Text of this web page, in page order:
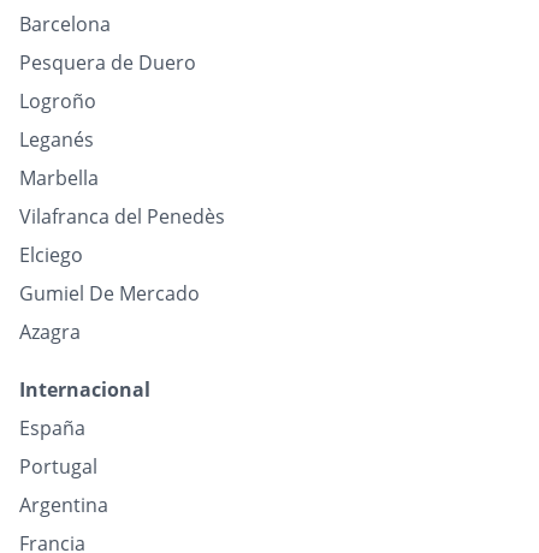
Barcelona
Pesquera de Duero
Logroño
Leganés
Marbella
Vilafranca del Penedès
Elciego
Gumiel De Mercado
Azagra
Internacional
España
Portugal
Argentina
Francia